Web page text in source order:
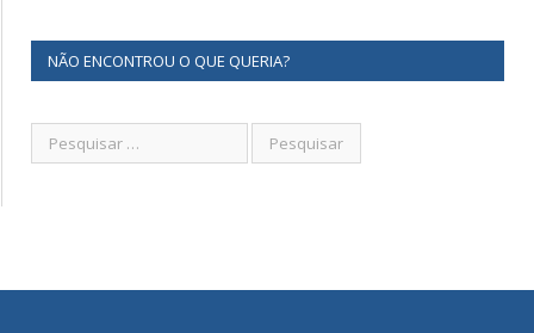
NÃO ENCONTROU O QUE QUERIA?